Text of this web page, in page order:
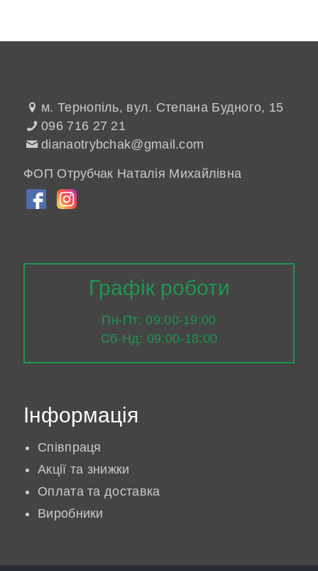
м. Тернопіль, вул. Степана Будного, 15
096 716 27 21
dianaotrybchak@gmail.com
ФОП Отрубчак Наталія Михайлівна
Графік роботи
Пн-Пт: 09:00-19:00
Сб-Нд: 09:00-18:00
Інформація
Співпраця
Акції та знижки
Оплата та доставка
Виробники